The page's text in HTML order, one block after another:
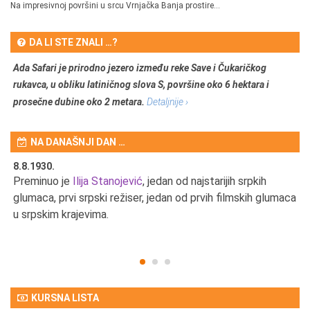
Na impresivnoj površini u srcu Vrnjačka Banja prostire...
DA LI STE ZNALI …?
Ada Safari je prirodno jezero između reke Save i Čukaričkog
rukavca, u obliku latiničnog slova S, površine oko 6 hektara i
prosečne dubine oko 2 metara. Detaljnije ›
NA DANAŠNJI DAN …
8.8.1930.
Preminuo je Ilija Stanojević, jedan od najstarijih srpkih
glumaca, prvi srpski režiser, jedan od prvih filmskih glumaca
u srpskim krajevima.
KURSNA LISTA